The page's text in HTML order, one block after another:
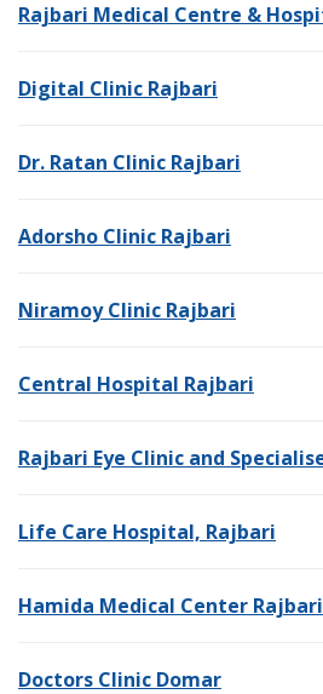
Rajbari Medical Centre &
Digital Clinic Rajbari
Dr. Ratan Clinic Rajbari
Adorsho Clinic Rajbari
Niramoy Clinic Rajbari
Central Hospital Rajbari
Rajbari Eye Clinic and
Life Care Hospital, Rajbari
Hamida Medical Center Rajbari
Doctors Clinic Domar